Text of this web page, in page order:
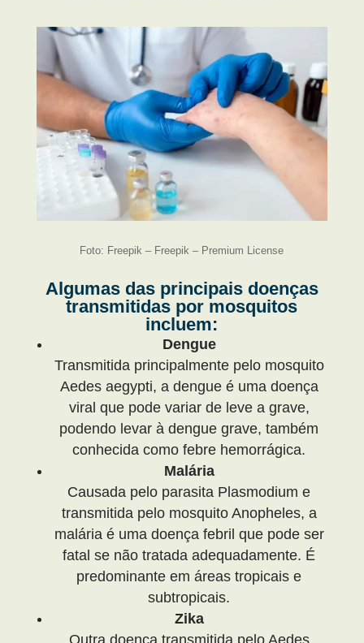
Foto: Freepik – Freepik – Premium License
Algumas das principais doenças
transmitidas por mosquitos
incluem:
Dengue
Transmitida principalmente pelo mosquito
Aedes aegypti, a dengue é uma doença
viral que pode variar de leve a grave,
podendo levar à dengue grave, também
conhecida como febre hemorrágica.
Malária
Causada pelo parasita Plasmodium e
transmitida pelo mosquito Anopheles, a
malária é uma doença febril que pode ser
fatal se não tratada adequadamente. É
predominante em áreas tropicais e
subtropicais.
Zika
Outra doença transmitida pelo Aedes